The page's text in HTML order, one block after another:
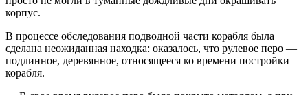
корпус.
В процессе обследования подводной части корабля была
сделана неожиданная находка: оказалось, что рулевое перо —
подлинное, деревянное, относящееся ко времени постройки
корабля.